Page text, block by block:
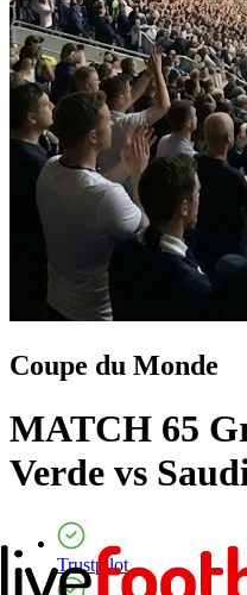
Coupe du Monde
MATCH 65
Verde vs
Trustpilot